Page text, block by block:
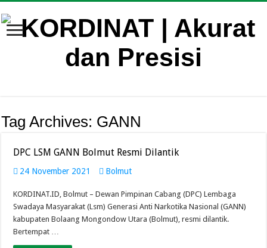
Tag Archives: GANN
DPC LSM GANN Bolmut Resmi Dilantik
24 November 2021 Bolmut
KORDINAT.ID, Bolmut – Dewan Pimpinan Cabang (DPC) Lembaga
Swadaya Masyarakat (Lsm) Generasi Anti Narkotika Nasional (GANN)
kabupaten Bolaang Mongondow Utara (Bolmut), resmi dilantik.
Bertempat …